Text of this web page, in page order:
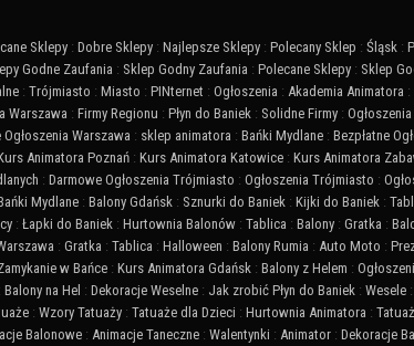
Sklepy : Dobre Sklepy : Najlepsze Sklepy : Polecany Sklep : Śląsk :
Godne Zaufania : Sklep Godny Zaufania : Polecane Sklepy : Sklep
: Trójmiasto : Miasto : PINternet : Ogłoszenia : Akademia Animatora :
Warszawa : Firmy Regionu : Płyn do Baniek : Solidne Firmy : Ogłoszenia
Ogłoszenia Warszawa : sklep animatora : Bańki Mydlane : Bezpłatne
Animatora Poznań : Kurs Animatora Katowice : Kurs Animatora
: Darmowe Ogłoszenia Trójmiasto : Ogłoszenia Trójmiasto :
Mydlane : Balony Gdańsk : Sznurki do Baniek : Kijki do Baniek :
: Łapki do Baniek : Hurtownia Balonów : Tablica : Balony : Gratka :
: Gratka : Tablica : Halloween : Balony Rumia : Auto Moto :
w Bańce : Kurs Animatora Gdańsk : Balony z Helem :
Balony na Hel : Dekoracje Weselne : Jak zrobić Płyn do Baniek : Wesele :
: Wzory Tatuaży : Tatuaże dla Dzieci : Hurtownia Animatora :
Balonowe : Animacje Taneczne : Walentynki : Animator : Dekoracje